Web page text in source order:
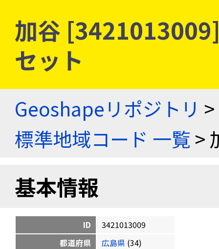
加谷
セット
Geoshapeリポジトリ >
標準地域コード 一覧>
基本情報
ID
3421013009
都道府県
広島県 (34)